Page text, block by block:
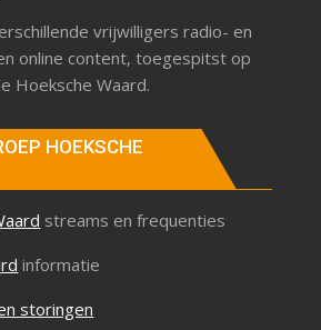
vrijwilligers radio- en
online content, toegespitst op
Hoeksche Waard.
HOEKSCHE
streams en frequenties
informatie
storingen